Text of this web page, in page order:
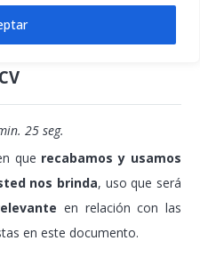
25 seg.
que recabamos y usamos
nos brinda, uso que será
en relación con las
en este documento.